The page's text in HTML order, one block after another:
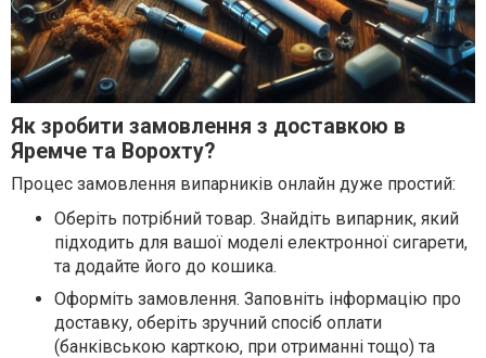
Як зробити замовлення з доставкою в
Яремче та Ворохту?
Процес замовлення випарників онлайн дуже простий:
Оберіть потрібний товар. Знайдіть випарник, який
підходить для вашої моделі електронної сигарети,
та додайте його до кошика.
Оформіть замовлення. Заповніть інформацію про
доставку, оберіть зручний спосіб оплати
(банківською карткою, при отриманні тощо) та